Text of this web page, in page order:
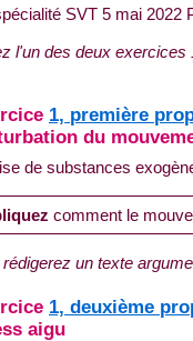
SVT 5 mai 2022
l'un des deux
1, première
du
de substances
comment le
rédigerez un texte
1, deuxième
aigu